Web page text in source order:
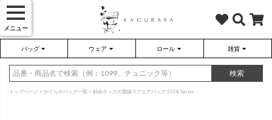
メニュー
バッグ
かぐらやバッグ
ウェア
かぐらやウェア
ロール
かぐらやロール
雑貨
雑貨 検索
トップページ かぐらやバッグ一覧 斜めタックの畳縁スクエアバッグ 5558 Series